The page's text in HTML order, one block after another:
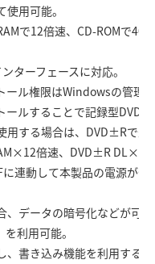
用可能。
で12倍速、CD-ROMで40
ターフェースに対応。
ール権限はWindowsの管理
ールすることで記録型DVD
用する場合は、DVD±Rで
倍速、DVD±R DL×10
連動して本製品の電源が
、データの暗号化などが可
利用可能。
、書き込み機能を利用する